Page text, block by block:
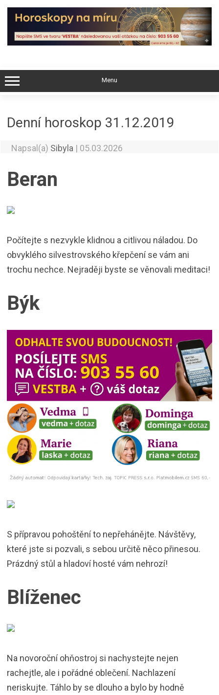
Skip
content
Menu
Denní horoskop 31.12.2019
Napsal(a) Sibyla | 05.03.2026
Beran
Počítejte s nezvykle klidnou a citlivou náladou. Do
obvyklého silvestrovského křepčení se vám ani
trochu nechce. Nejraději byste se věnovali meditaci!
Býk
S přípravou pohoštění to nepřehánějte. Návštěvy,
které jste si pozvali, s sebou určitě něco přinesou.
Prázdný stůl a hladoví hosté vám nehrozí!
Blíženec
Na novoroční ohňostroj si nachystejte nejen
rachejtle, ale i pořádné oblečení. Nachlazení
neriskujte. Táhlo by se dlouho a bylo by hodně